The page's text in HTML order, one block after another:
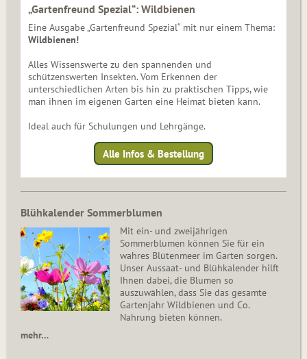
„Gartenfreund Spezial“: Wildbienen
Eine Ausgabe „Gartenfreund Spezial“ mit nur einem Thema:
Wildbienen!
Alles Wissenswerte zu den spannenden und
schützenswerten Insekten. Vom Erkennen der
unterschiedlichen Arten bis hin zu praktischen Tipps, wie
man ihnen im eigenen Garten eine Heimat bieten kann.
Ideal auch für Schulungen und Lehrgänge.
Alle Infos & Bestellung
Blühkalender Sommerblumen
Mit ein- und zweijährigen
Sommerblumen können Sie für ein
wahres Blütenmeer im Garten sorgen.
Unser Aussaat- und Blühkalender hilft
Ihnen dabei, die Blumen so
auszuwählen, dass Sie das gesamte
Gartenjahr Wildbienen und Co.
Nahrung bieten können.
mehr…